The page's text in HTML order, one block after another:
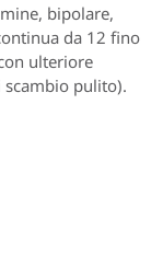
bipolare,
da 12 fino
ulteriore
pulito).